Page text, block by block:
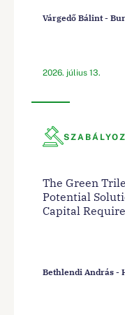
Várgedő Bálint -
2026. július 13.
The Green
Potential
Capital